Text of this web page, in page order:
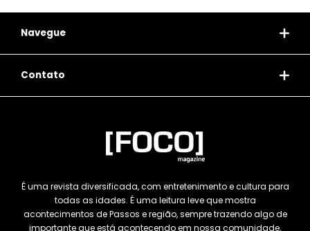
Navegue
Contato
É uma revista diversificada, com entretenimento e cultura para
todas as idades. É uma leitura leve que mostra
acontecimentos de Passos e região, sempre trazendo algo de
importante que está acontecendo em nossa comunidade,